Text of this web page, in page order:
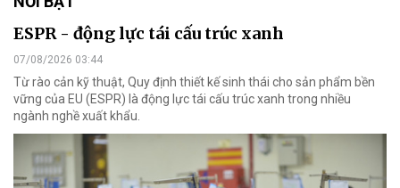
ESPR - động lực tái cấu trúc xanh
07/08/2026 03:44
Từ rào cản kỹ thuật, Quy định thiết kế sinh thái cho sản phẩm bền
vững của EU (ESPR) là động lực tái cấu trúc xanh trong nhiều
ngành nghề xuất khẩu.